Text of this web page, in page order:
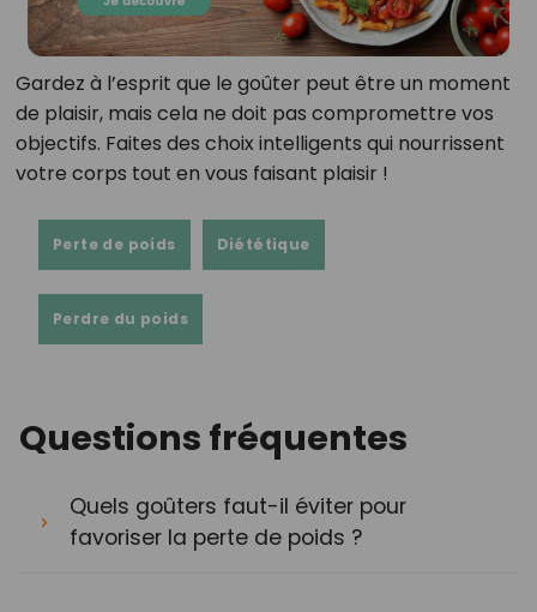
Gardez à l’esprit que le goûter peut être un moment
de plaisir, mais cela ne doit pas compromettre vos
objectifs. Faites des choix intelligents qui nourrissent
votre corps tout en vous faisant plaisir !
Perte de poids Diététique
Perdre du poids
Questions fréquentes
Quels goûters faut-il éviter pour
favoriser la perte de poids ?